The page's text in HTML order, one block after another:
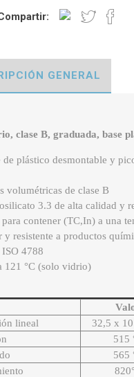
GENERAL
clase B, graduada, base
de plástico desmontable y
volumétricas de clase B
3.3 de alta calidad y
contener (TC,In) a una
y resistente a productos
4788
121 °C (solo vidrio)
lineal
32,5 x
515
565